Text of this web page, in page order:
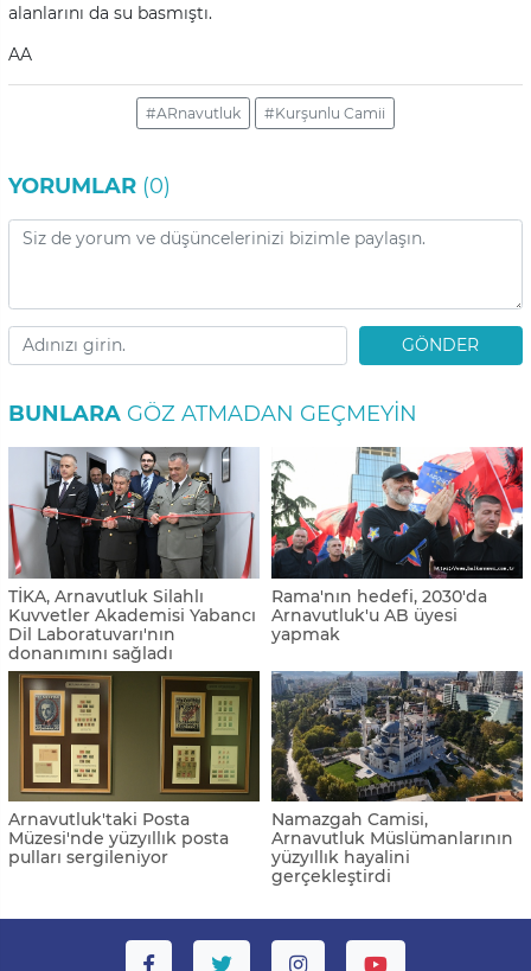
alanlarını da su basmıştı.
AA
#ARnavutluk #Kurşunlu Camii
YORUMLAR (0)
GÖNDER
BUNLARA GÖZ ATMADAN GEÇMEYIN
TİKA, Arnavutluk Silahlı
Kuvvetler Akademisi Yabancı
Dil Laboratuvarı'nın
donanımını sağladı
Rama'nın hedefi, 2030'da
Arnavutluk'u AB üyesi
yapmak
Arnavutluk'taki Posta
Müzesi'nde yüzyıllık posta
pulları sergileniyor
Namazgah Camisi,
Arnavutluk Müslümanlarının
yüzyıllık hayalini
gerçekleştirdi